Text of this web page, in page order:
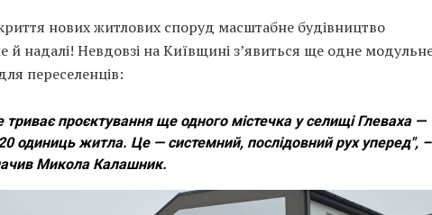
нових житлових споруд масштабне будівництво
й надалі! Невдовзі на Київщині з’явиться ще одне
переселенців:
триває проєктування ще одного містечка у селищі Глеваха —
одиниць житла. Це — системний, послідовний рух уперед", –
Микола Калашник.